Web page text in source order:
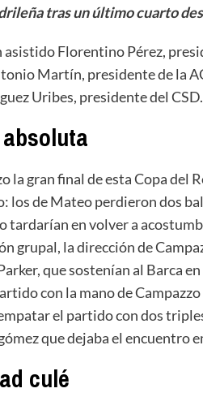
tras un último cuarto
Florentino Pérez,
Martín, presidente de la
Uribes, presidente del CSD.
la gran final de esta Copa del
los de Mateo perdieron dos
tardarían en volver a
grupal, la dirección de
que sostenían al Barca
con la mano de
el partido con dos
que dejaba el encuentro
culé